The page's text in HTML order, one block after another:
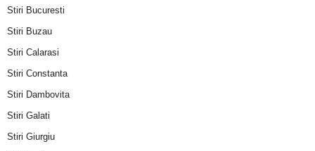
Stiri Bucuresti
Stiri Buzau
Stiri Calarasi
Stiri Constanta
Stiri Dambovita
Stiri Galati
Stiri Giurgiu